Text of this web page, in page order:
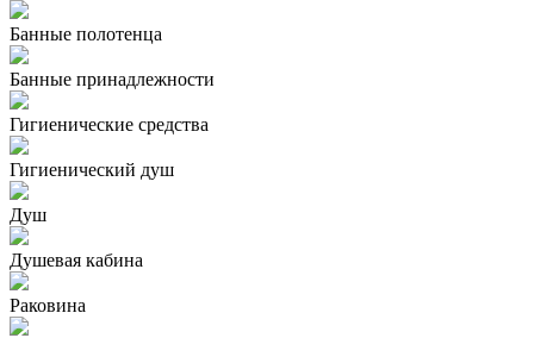
Банные полотенца
Банные принадлежности
Гигиенические средства
Гигиенический душ
Душ
Душевая кабина
Раковина